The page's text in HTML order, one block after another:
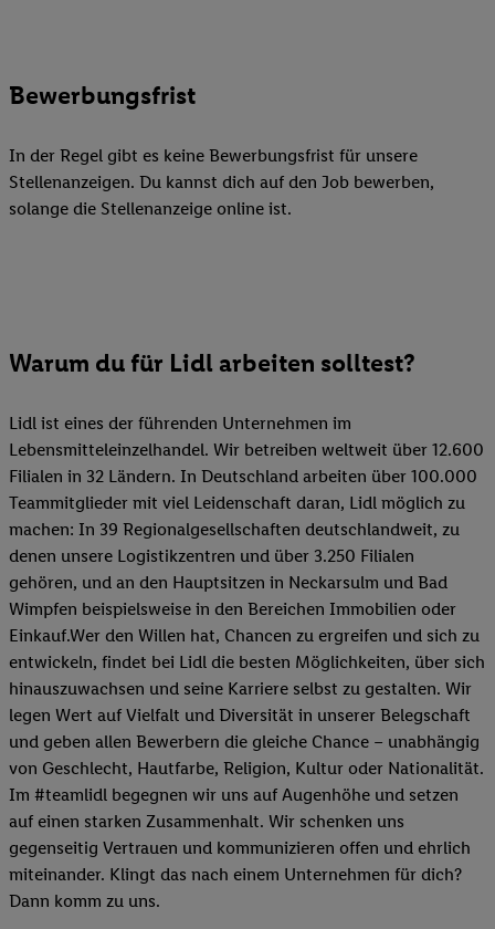
Bewerbungsfrist
In der Regel gibt es keine Bewerbungsfrist für unsere
Stellenanzeigen. Du kannst dich auf den Job bewerben,
solange die Stellenanzeige online ist.
Warum du für Lidl arbeiten solltest?
Lidl ist eines der führenden Unternehmen im
Lebensmitteleinzelhandel. Wir betreiben weltweit über 12.600
Filialen in 32 Ländern. In Deutschland arbeiten über 100.000
Teammitglieder mit viel Leidenschaft daran, Lidl möglich zu
machen: In 39 Regionalgesellschaften deutschlandweit, zu
denen unsere Logistikzentren und über 3.250 Filialen
gehören, und an den Hauptsitzen in Neckarsulm und Bad
Wimpfen beispielsweise in den Bereichen Immobilien oder
Einkauf.Wer den Willen hat, Chancen zu ergreifen und sich zu
entwickeln, findet bei Lidl die besten Möglichkeiten, über sich
hinauszuwachsen und seine Karriere selbst zu gestalten. Wir
legen Wert auf Vielfalt und Diversität in unserer Belegschaft
und geben allen Bewerbern die gleiche Chance – unabhängig
von Geschlecht, Hautfarbe, Religion, Kultur oder Nationalität.
Im #teamlidl begegnen wir uns auf Augenhöhe und setzen
auf einen starken Zusammenhalt. Wir schenken uns
gegenseitig Vertrauen und kommunizieren offen und ehrlich
miteinander. Klingt das nach einem Unternehmen für dich?
Dann komm zu uns.​